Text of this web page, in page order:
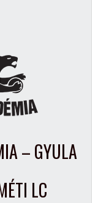
– GYULA
LC